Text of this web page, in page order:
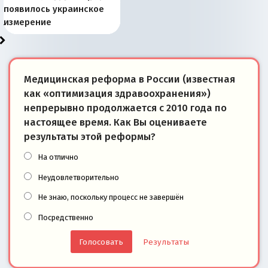
Запада рассказала о
«переобувании» хозяев
перемены: 15 шагов к
суверенной экономике
Европы
сбрасывать балласт
Анкориджа
года: первые уступки во
внутренней политике
сегодня
Варшаве не поможет её
отношениям с Россией?
современной истории
Южной Осетии
появилось украинское
измерение
Медицинская реформа в России (известная
как «оптимизация здравоохранения»)
непрерывно продолжается с 2010 года по
настоящее время. Как Вы оцениваете
результаты этой реформы?
На отлично
Неудовлетворительно
Не знаю, поскольку процесс не завершён
Посредственно
Результаты